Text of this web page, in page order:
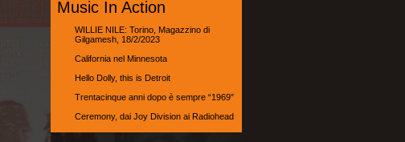
Music In Action
WILLIE NILE: Torino, Magazzino di
Gilgamesh, 18/2/2023
California nel Minnesota
Hello Dolly, this is Detroit
Trentacinque anni dopo è sempre “1969″
Ceremony, dai Joy Division ai Radiohead